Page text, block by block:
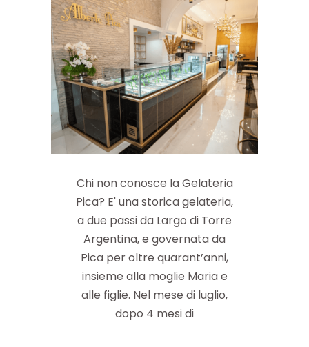
Chi non conosce la Gelateria
Pica? E' una storica gelateria,
a due passi da Largo di Torre
Argentina, e governata da
Pica per oltre quarant’anni,
insieme alla moglie Maria e
alle figlie. Nel mese di luglio,
dopo 4 mesi di